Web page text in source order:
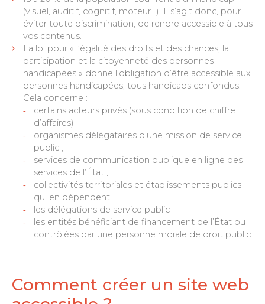
(visuel, auditif, cognitif, moteur…). Il s’agit donc, pour
éviter toute discrimination, de rendre accessible à tous
vos contenus.
La loi pour « l’égalité des droits et des chances, la
participation et la citoyenneté des personnes
handicapées » donne l’obligation d’être accessible aux
personnes handicapées, tous handicaps confondus.
Cela concerne :
certains acteurs privés (sous condition de chiffre
d’affaires)
organismes délégataires d’une mission de service
public ;
services de communication publique en ligne des
services de l’État ;
collectivités territoriales et établissements publics
qui en dépendent.
les délégations de service public
les entités bénéficiant de financement de l’État ou
contrôlées par une personne morale de droit public
Comment créer un site web